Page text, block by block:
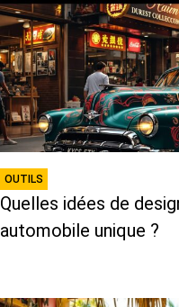
OUTILS
Quelles idées de
automobile unique ?